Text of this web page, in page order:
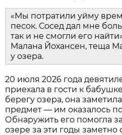
«Мы потратили уйму
песок. Сосед дал мне
так и не смогли его
Малана Йохансен, теща
у озера.
20 июля 2026 года
приехала в гости к
берегу озера, она
предмет — им оказалось
Обнаружить его помогла
озере за эти годы заметно